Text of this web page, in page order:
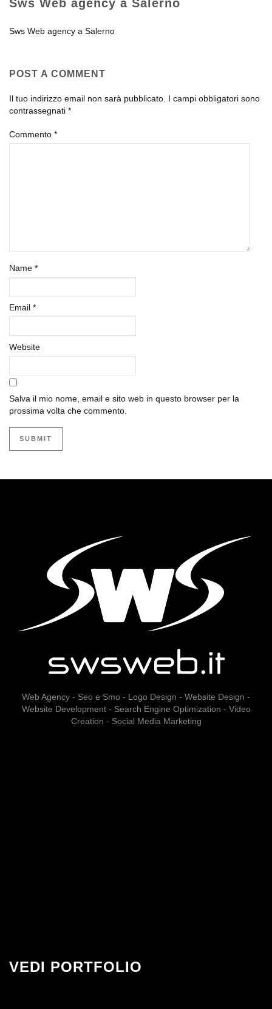
Sws Web agency a Salerno
Sws Web agency a Salerno
POST A COMMENT
Il tuo indirizzo email non sarà pubblicato. I campi obbligatori sono
contrassegnati *
Commento *
Name *
Email *
Website
Salva il mio nome, email e sito web in questo browser per la
prossima volta che commento.
Web Agency - Seo e Smo - Logo Design - Website Design -
Website Development - Search Engine Optimization - Video
Creation - Social Media Marketing
VEDI PORTFOLIO